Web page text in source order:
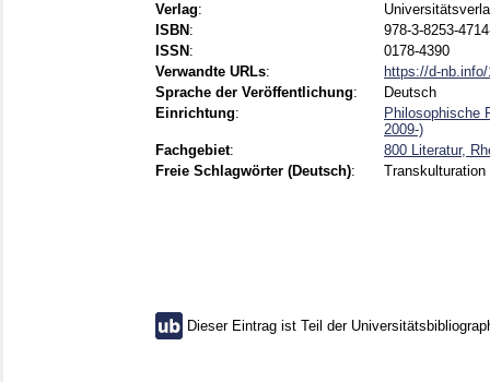
Verlag:
ISBN :
978-3-8253-
ISSN :
0178-4390
Verwandte URLs:
https://d-
Sprache der Veröffentlichung:
Deutsch
Einrichtung:
Philosophische
2009-)
Fachgebiet:
800 Literatur,
Freie Schlagwörter (Deutsch):
Dieser Eintrag ist Teil der